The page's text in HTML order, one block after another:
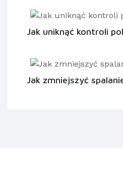
Jak uniknąć kontroli
Jak zmniejszyć